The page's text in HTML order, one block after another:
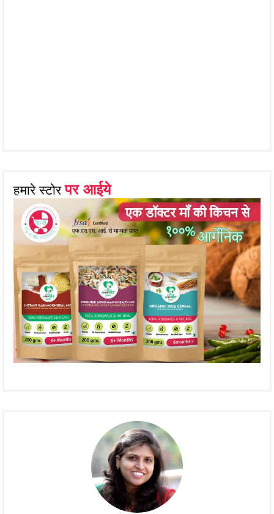
हमारे स्टोरपर आईये